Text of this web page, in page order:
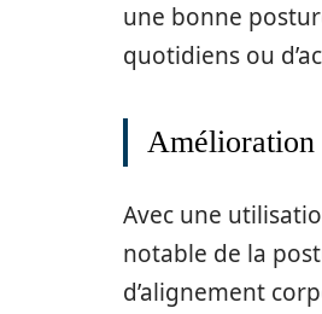
une bonne
quotidiens ou
Amélioration
Avec une
notable de la
d’alignement